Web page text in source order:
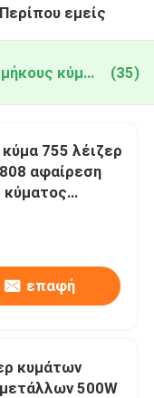
Περίπου εμείς
ΚΙΝΑ τριπλό λέιζερ διόδων μήκους κύματος (35)
755 λέιζερ
αφαίρεση
κύματος
επαφή
κυμάτων
500W